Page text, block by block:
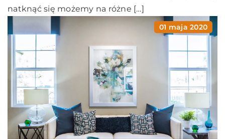
natknąć się możemy na różne […]
01 maja 2020